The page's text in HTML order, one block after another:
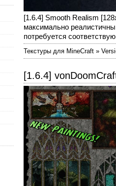
[1.6.4] Smooth Realism
максимально
потребуется
Текстуры для MineCraft »
[1.6.4]